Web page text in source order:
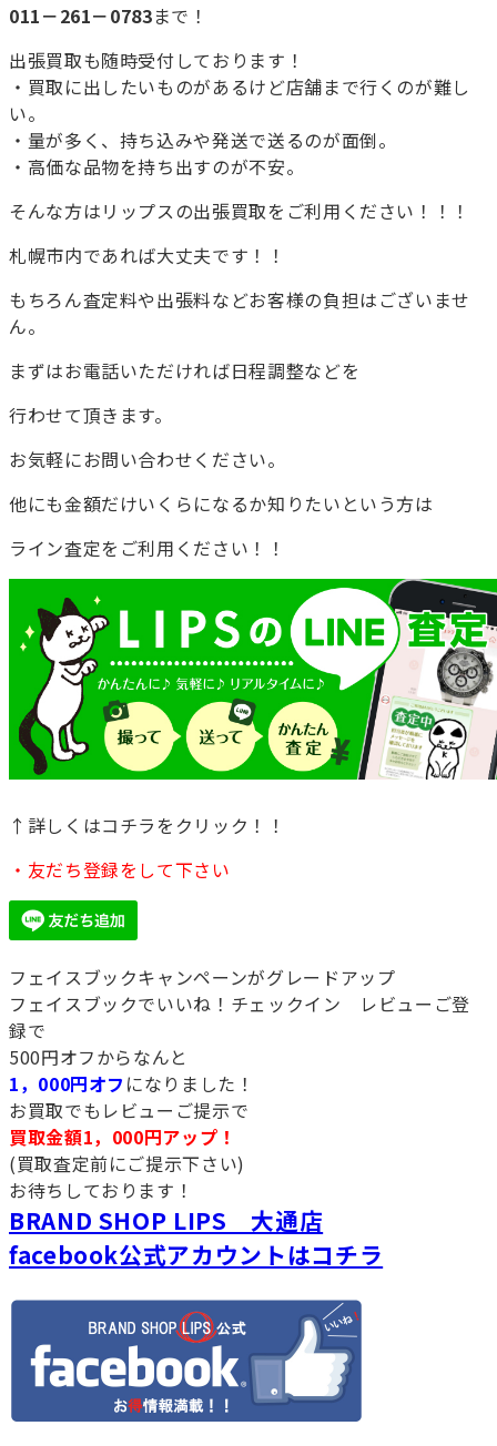
011－261－0783まで！
出張買取も随時受付しております！
・買取に出したいものがあるけど店舗まで行くのが難し
い。
・量が多く、持ち込みや発送で送るのが面倒。
・高価な品物を持ち出すのが不安。
そんな方はリップスの出張買取をご利用ください！！！
札幌市内であれば大丈夫です！！
もちろん査定料や出張料などお客様の負担はございませ
ん。
まずはお電話いただければ日程調整などを
行わせて頂きます。
お気軽にお問い合わせください。
他にも金額だけいくらになるか知りたいという方は
ライン査定をご利用ください！！
↑詳しくはコチラをクリック！！
・友だち登録をして下さい
フェイスブックキャンペーンがグレードアップ
フェイスブックでいいね！チェックイン レビューご登
録で
500円オフからなんと
1，000円オフ になりました！
お買取でもレビューご提示で
買取金額1，000円アップ！
(買取査定前にご提示下さい)
お待ちしております！
BRAND SHOP LIPS 大通店
facebook公式アカウントはコチラ